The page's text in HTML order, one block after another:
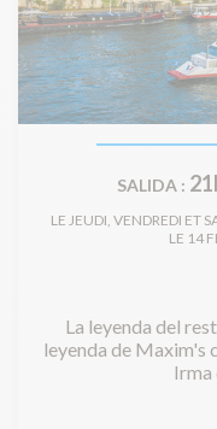
SALIDA :
LE JEUDI, VENDREDI ET
LE 14
La leyenda del
leyenda de Maxim's
Irma